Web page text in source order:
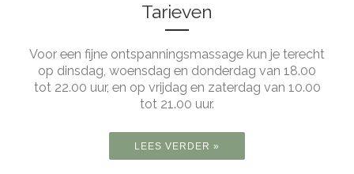
Tarieven
Voor een fijne ontspanningsmassage kun je terecht
op dinsdag, woensdag en donderdag van 18.00
tot 22.00 uur, en op vrijdag en zaterdag van 10.00
tot 21.00 uur.
LEES VERDER »